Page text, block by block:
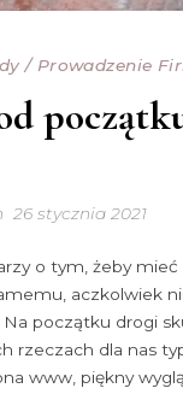
/ Prowadzenie
26 stycznia 2021
o tym, żeby mieć
aczkolwiek
początku drogi
rzeczach dla nas
www, piękny